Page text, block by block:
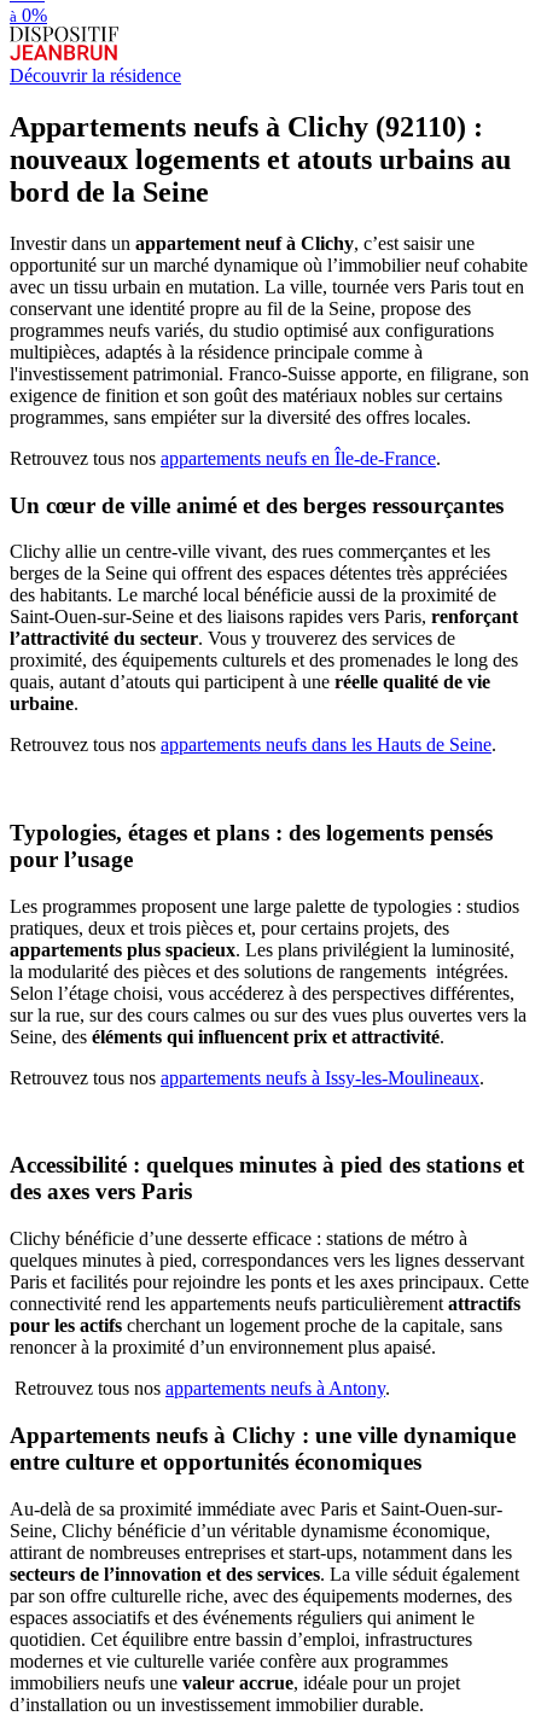
à 0%
Découvrir la résidence
Appartements neufs à Clichy (92110) :
nouveaux logements et atouts urbains au
bord de la Seine
Investir dans un appartement neuf à Clichy, c’est saisir une
opportunité sur un marché dynamique où l’immobilier neuf cohabite
avec un tissu urbain en mutation. La ville, tournée vers Paris tout en
conservant une identité propre au fil de la Seine, propose des
programmes neufs variés, du studio optimisé aux configurations
multipièces, adaptés à la résidence principale comme à
l'investissement patrimonial. Franco-Suisse apporte, en filigrane, son
exigence de finition et son goût des matériaux nobles sur certains
programmes, sans empiéter sur la diversité des offres locales.
Retrouvez tous nos appartements neufs en Île-de-France.
Un cœur de ville animé et des berges ressourçantes
Clichy allie un centre-ville vivant, des rues commerçantes et les
berges de la Seine qui offrent des espaces détentes très appréciées
des habitants. Le marché local bénéficie aussi de la proximité de
Saint-Ouen-sur-Seine et des liaisons rapides vers Paris, renforçant
l’attractivité du secteur. Vous y trouverez des services de
proximité, des équipements culturels et des promenades le long des
quais, autant d’atouts qui participent à une réelle qualité de vie
urbaine.
Retrouvez tous nos appartements neufs dans les Hauts de Seine.
Typologies, étages et plans : des logements pensés
pour l’usage
Les programmes proposent une large palette de typologies : studios
pratiques, deux et trois pièces et, pour certains projets, des
appartements plus spacieux. Les plans privilégient la luminosité,
la modularité des pièces et des solutions de rangements intégrées.
Selon l’étage choisi, vous accéderez à des perspectives différentes,
sur la rue, sur des cours calmes ou sur des vues plus ouvertes vers la
Seine, des éléments qui influencent prix et attractivité.
Retrouvez tous nos appartements neufs à Issy-les-Moulineaux.
Accessibilité : quelques minutes à pied des stations et
des axes vers Paris
Clichy bénéficie d’une desserte efficace : stations de métro à
quelques minutes à pied, correspondances vers les lignes desservant
Paris et facilités pour rejoindre les ponts et les axes principaux. Cette
connectivité rend les appartements neufs particulièrement attractifs
pour les actifs cherchant un logement proche de la capitale, sans
renoncer à la proximité d’un environnement plus apaisé.
Retrouvez tous nos appartements neufs à Antony.
Appartements neufs à Clichy : une ville dynamique
entre culture et opportunités économiques
Au-delà de sa proximité immédiate avec Paris et Saint-Ouen-sur-
Seine, Clichy bénéficie d’un véritable dynamisme économique,
attirant de nombreuses entreprises et start-ups, notamment dans les
secteurs de l’innovation et des services. La ville séduit également
par son offre culturelle riche, avec des équipements modernes, des
espaces associatifs et des événements réguliers qui animent le
quotidien. Cet équilibre entre bassin d’emploi, infrastructures
modernes et vie culturelle variée confère aux programmes
immobiliers neufs une valeur accrue, idéale pour un projet
d’installation ou un investissement immobilier durable.